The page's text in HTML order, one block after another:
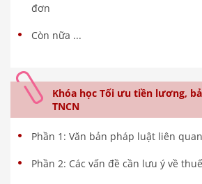
đơn
Còn nữa ...
Khóa học Tối ưu tiền lương,
TNCN
Phần 1: Văn bản pháp luật liên quan
Phần 2: Các vấn đề cần lưu ý về